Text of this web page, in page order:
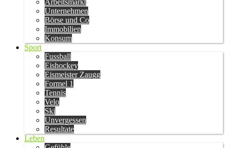
Arbeitsmarkt
Unternehmen
Börse und Co
Immobilien
Konsum
Sport
Fussball
Eishockey
Eismeister Zaugg
Formel 1
Tennis
Velo
Ski
Unvergessen
Resultate
Leben